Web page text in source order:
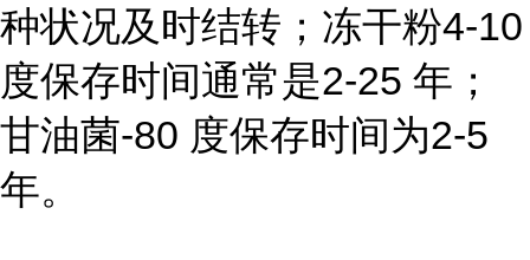
种状况及时结转；冻干粉4-10
度保存时间通常是2-25 年；
甘油菌-80 度保存时间为2-5
年。